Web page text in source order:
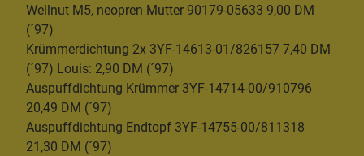
Wellnut M5, neopren Mutter 90179-05633 9,00 DM
(´97)
Krümmerdichtung 2x 3YF-14613-01/826157 7,40 DM
(´97) Louis: 2,90 DM (´97)
Auspuffdichtung Krümmer 3YF-14714-00/910796
20,49 DM (´97)
Auspuffdichtung Endtopf 3YF-14755-00/811318
21,30 DM (´97)